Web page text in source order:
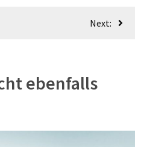
Next:
ebenfalls